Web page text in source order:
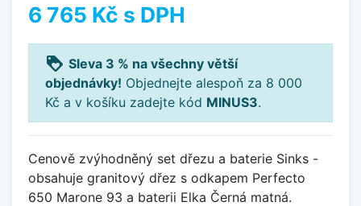
6 765 Kč s DPH
loyalty Sleva 3 % na všechny větší
objednávky! Objednejte alespoň za 8 000
Kč a v košíku zadejte kód MINUS3.
Cenově zvýhodněný set dřezu a baterie Sinks -
obsahuje granitový dřez s odkapem Perfecto
650 Marone 93 a baterii Elka Černá matná.